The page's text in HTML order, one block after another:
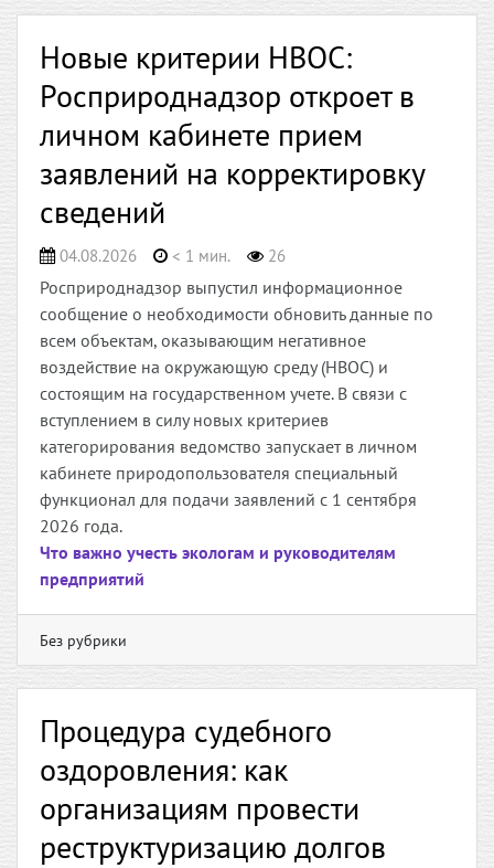
Новые критерии НВОС:
Росприроднадзор откроет в
личном кабинете прием
заявлений на корректировку
сведений
04.08.2026 < 1 мин. 26
Росприроднадзор выпустил информационное
сообщение о необходимости обновить данные по
всем объектам, оказывающим негативное
воздействие на окружающую среду (НВОС) и
состоящим на государственном учете. В связи с
вступлением в силу новых критериев
категорирования ведомство запускает в личном
кабинете природопользователя специальный
функционал для подачи заявлений с 1 сентября
2026 года.
Что важно учесть экологам и руководителям
предприятий
Без рубрики
Процедура судебного
оздоровления: как
организациям провести
реструктуризацию долгов